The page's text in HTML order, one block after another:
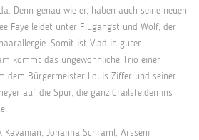
Denn genau wie er, haben auch seine neuen
Faye leidet unter Flugangst und Wolf, der
Somit ist Vlad in guter
kommt das ungewöhnliche Trio einer
dem Bürgermeister Louis Ziffer und seiner
auf die Spur, die ganz Crailsfelden ins
Kavanian, Johanna Schraml, Arsseni